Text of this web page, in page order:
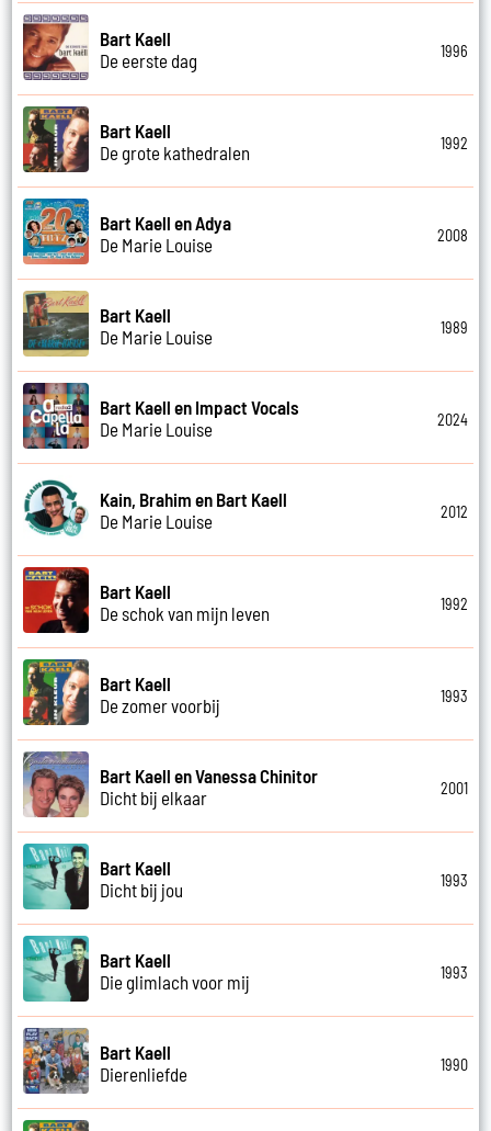
Bart Kaell
De eerste dag
1996
Bart Kaell
De grote kathedralen
1992
Bart Kaell en Adya
De Marie Louise
2008
Bart Kaell
De Marie Louise
1989
Bart Kaell en Impact Vocals
De Marie Louise
2024
Kain, Brahim en Bart Kaell
De Marie Louise
2012
Bart Kaell
De schok van mijn leven
1992
Bart Kaell
De zomer voorbij
1993
Bart Kaell en Vanessa Chinitor
Dicht bij elkaar
2001
Bart Kaell
Dicht bij jou
1993
Bart Kaell
Die glimlach voor mij
1993
Bart Kaell
Dierenliefde
1990